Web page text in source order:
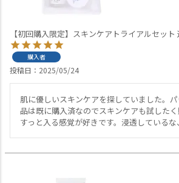
【初回購入限定】スキンケアトライアルセット
購入者
投稿日 2025/05/24
肌に優しいスキンケアを探していました。
品は既に購入済なのでスキンケアも試した
すっと入る感覚が好きです。浸透しているな